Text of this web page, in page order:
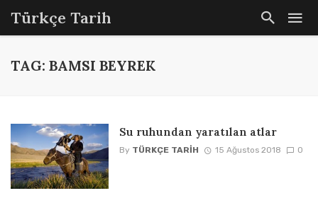
Türkçe Tarih
TAG: BAMSI BEYREK
Su ruhundan yaratılan atlar
By TÜRKÇE TARIH 15 Ağustos 2018 0